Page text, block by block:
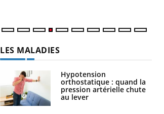
LES MALADIES
Hypotension
orthostatique : quand la
pression artérielle chute
au lever